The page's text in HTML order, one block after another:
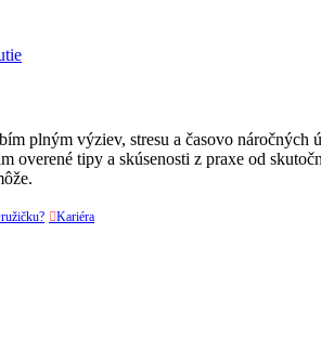
plným výziev, stresu a časovo
overené tipy a skúsenosti z praxe od
Kariéra